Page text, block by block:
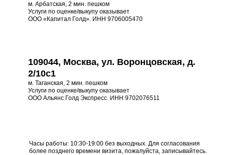
м. Арбатская, 2 мин. пешком
Услуги по оценке/выкупу оказывает
ООО «Капитал Голд». ИНН 9706005470
109044, Москва, ул. Воронцовская, д.
2/10с1
м. Таганская, 2 мин. пешком
Услуги по оценке/выкупу оказывает
ООО Альянс Голд Экспресс. ИНН 9702076511
Часы работы: 10:30-19:00 без выходных. Для согласования
более позднего времени визита, пожалуйста, записывайтесь.